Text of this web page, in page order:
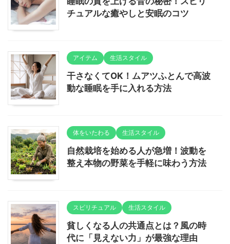
チュアルな癒やしと安眠のコツ
アイテム 生活スタイル
干さなくてOK！ムアツふとんで高波
動な睡眠を手に入れる方法
体をいたわる 生活スタイル
自然栽培を始める人が急増！波動を
整え本物の野菜を手軽に味わう方法
スピリチュアル 生活スタイル
貧しくなる人の共通点とは？風の時
代に「見えない力」が最強な理由